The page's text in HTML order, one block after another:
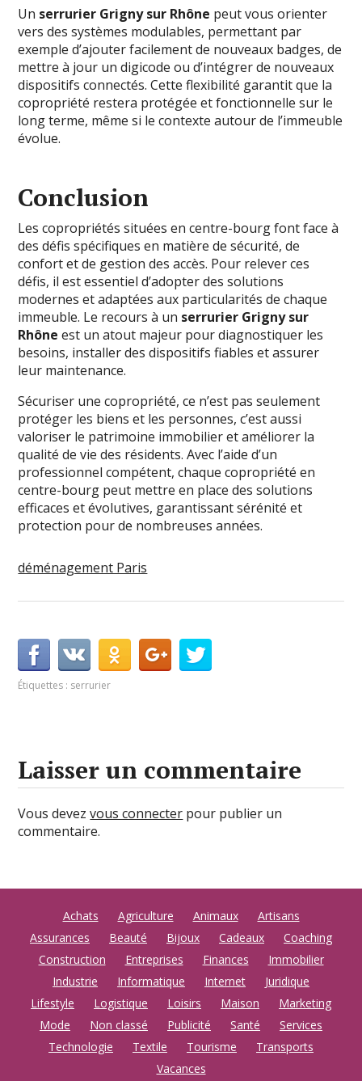
Un serrurier Grigny sur Rhône peut vous orienter
vers des systèmes modulables, permettant par
exemple d’ajouter facilement de nouveaux badges, de
mettre à jour un digicode ou d’intégrer de nouveaux
dispositifs connectés. Cette flexibilité garantit que la
copropriété restera protégée et fonctionnelle sur le
long terme, même si le contexte autour de l’immeuble
évolue.
Conclusion
Les copropriétés situées en centre-bourg font face à
des défis spécifiques en matière de sécurité, de
confort et de gestion des accès. Pour relever ces
défis, il est essentiel d’adopter des solutions
modernes et adaptées aux particularités de chaque
immeuble. Le recours à un serrurier Grigny sur
Rhône est un atout majeur pour diagnostiquer les
besoins, installer des dispositifs fiables et assurer
leur maintenance.
Sécuriser une copropriété, ce n’est pas seulement
protéger les biens et les personnes, c’est aussi
valoriser le patrimoine immobilier et améliorer la
qualité de vie des résidents. Avec l’aide d’un
professionnel compétent, chaque copropriété en
centre-bourg peut mettre en place des solutions
efficaces et évolutives, garantissant sérénité et
protection pour de nombreuses années.
déménagement Paris
Étiquettes : serrurier
Laisser un commentaire
Vous devezvous connecter pour publier un
commentaire.
Achats Agriculture Animaux
Artisans
Assurances
Beauté Bijoux Cadeaux
Coaching
Construction
Entreprises Finances
Immobilier
Industrie
Informatique Internet
Juridique
Lifestyle
Logistique Loisirs Maison
Marketing
Mode
Non classé Publicité Santé
Services
Technologie
Textile Tourisme
Transports
Vacances